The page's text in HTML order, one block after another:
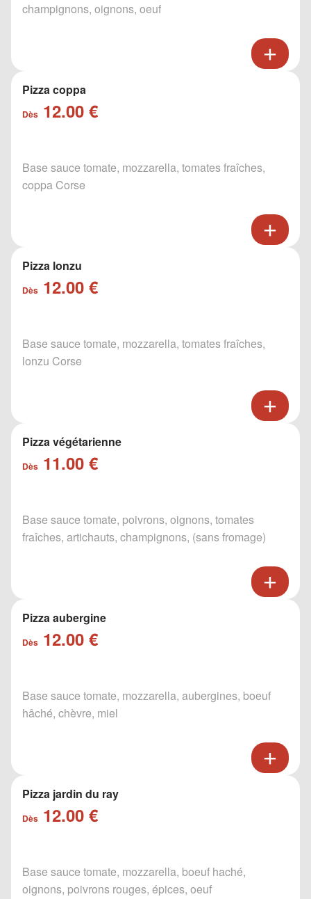
champignons, oignons, oeuf
Pizza coppa
Dès 12.00 €
Base sauce tomate, mozzarella, tomates fraîches,
coppa Corse
Pizza lonzu
Dès 12.00 €
Base sauce tomate, mozzarella, tomates fraîches,
lonzu Corse
Pizza végétarienne
Dès 11.00 €
Base sauce tomate, poivrons, oignons, tomates
fraîches, artichauts, champignons, (sans fromage)
Pizza aubergine
Dès 12.00 €
Base sauce tomate, mozzarella, aubergines, boeuf
hâché, chèvre, miel
Pizza jardin du ray
Dès 12.00 €
Base sauce tomate, mozzarella, boeuf haché,
oignons, poivrons rouges, épices, oeuf